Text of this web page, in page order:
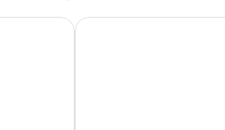
MYEONGDONG
Stanford Hotel